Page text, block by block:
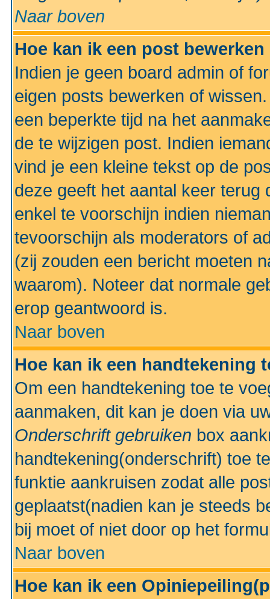
Naar boven
Hoe kan ik een post
Indien je geen board admin of
eigen posts bewerken of
een beperkte tijd na het
de te wijzigen post. Indien
vind je een kleine tekst op de
deze geeft het aantal keer terug
enkel te voorschijn indien
tevoorschijn als moderators of
(zij zouden een bericht moeten
waarom). Noteer dat normale
erop geantwoord is.
Naar boven
Hoe kan ik een handtekening
Om een handtekening toe te
aanmaken, dit kan je doen via
Onderschrift gebruiken box
handtekening(onderschrift) toe
funktie aankruisen zodat alle
geplaatst(nadien kan je steeds
bij moet of niet door op het
Naar boven
Hoe kan ik een